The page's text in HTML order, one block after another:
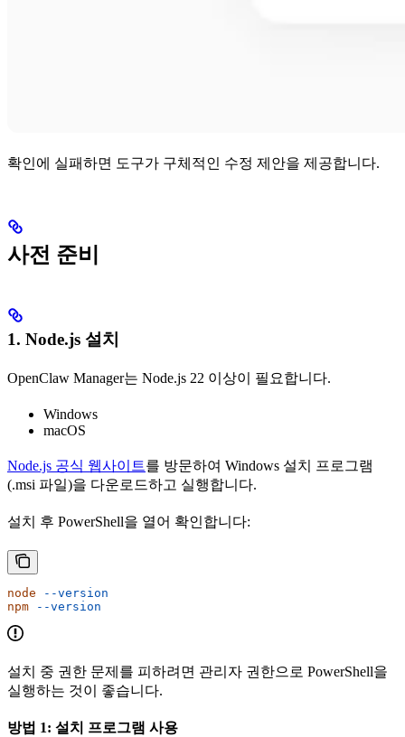
확인에 실패하면 도구가 구체적인 수정 제안을 제공합니다.
사전 준비
1. Node.js 설치
OpenClaw Manager는 Node.js 22 이상이 필요합니다.
Windows
macOS
Node.js 공식 웹사이트를 방문하여 Windows 설치 프로그램
(.msi 파일)을 다운로드하고 실행합니다.
설치 후 PowerShell을 열어 확인합니다:
node --version
npm --version
설치 중 권한 문제를 피하려면 관리자 권한으로 PowerShell을
실행하는 것이 좋습니다.
방법 1: 설치 프로그램 사용